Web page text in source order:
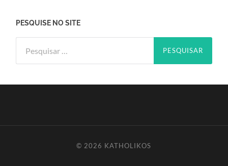
PESQUISE NO SITE
por:
© 2026 KATHOLIKOS